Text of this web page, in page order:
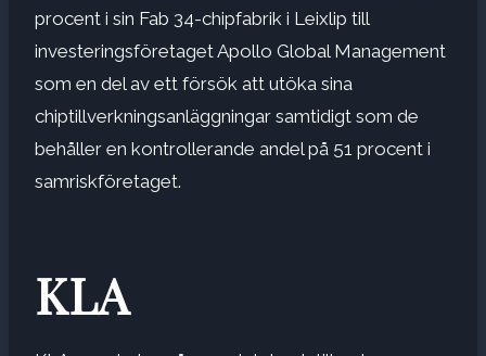
procent i sin Fab 34-chipfabrik i Leixlip till
investeringsföretaget Apollo Global Management
som en del av ett försök att utöka sina
chiptillverkningsanläggningar samtidigt som de
behåller en kontrollerande andel på 51 procent i
samriskföretaget.
KLA